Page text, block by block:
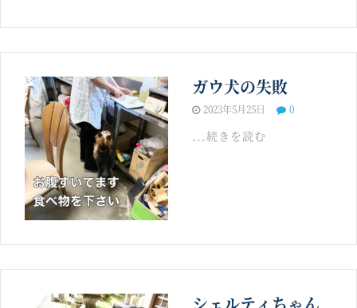
ガウ犬の失敗
2023年5月25日 0
...続きを読む